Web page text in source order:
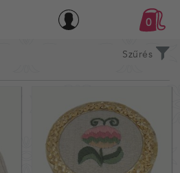
0
Szűrés